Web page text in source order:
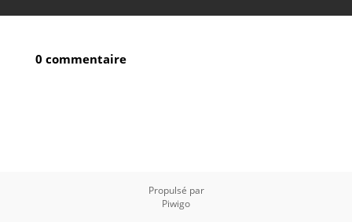
0 commentaire
Propulsé par
Piwigo